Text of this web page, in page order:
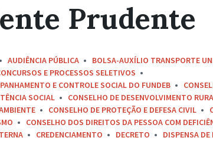
Prudente
AUDIÊNCIA PÚBLICA BOLSA-AUXÍLIO TRANSPORTE
E PROCESSOS SELETIVOS
E CONTROLE SOCIAL DO FUNDEB
SOCIAL
CONSELHO DE DESENVOLVIMENTO
CONSELHO DE PROTEÇÃO E DEFESA CIVIL
CONSELHO DOS DIREITOS DA PESSOA COM
CREDENCIAMENTO DECRETO DISPENSA